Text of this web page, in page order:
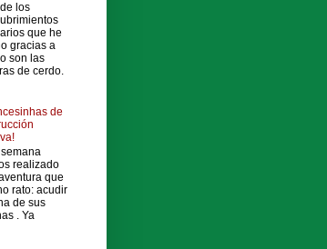
los
que he
gracias a
son las
de cerdo.
de
semana
realizado
que
rato: acudir
de sus
. Ya